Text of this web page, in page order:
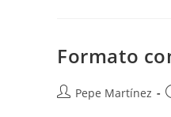
Formato
AutorPepe Martínez